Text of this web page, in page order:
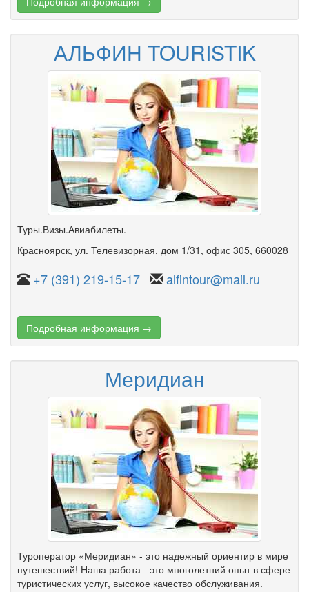
АЛЬФИН TOURISTIK
Туры.Визы.Авиабилеты.
Красноярск, ул. Телевизорная, дом 1/31 , офис 305, 660028
+7 (391) 219-15-17 alfintour@mail.ru
Подробная информация →
Меридиан
Туроператор «Меридиан» - это надежный ориентир в мире
путешествий! Наша работа - это многолетний опыт в сфере
туристических услуг, высокое качество обслуживания.